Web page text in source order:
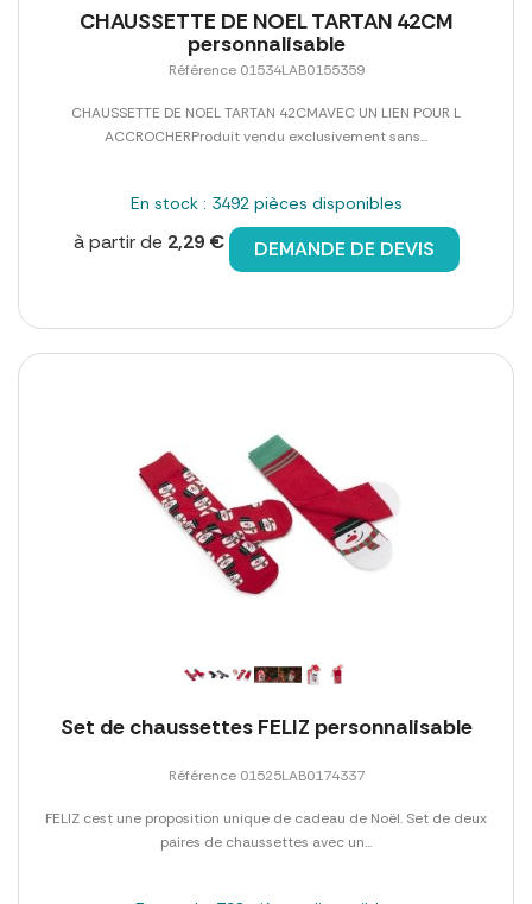
CHAUSSETTE DE NOEL TARTAN 42CM
personnalisable
Référence 01534LAB0155359
CHAUSSETTE DE NOEL TARTAN 42CMAVEC UN LIEN POUR L
ACCROCHERProduit vendu exclusivement sans...
En stock : 3492 pièces disponibles
à partir de 2,29 € DEMANDE DE DEVIS
Set de chaussettes FELIZ personnalisable
Référence 01525LAB0174337
FELIZ cest une proposition unique de cadeau de Noël. Set de deux
paires de chaussettes avec un...